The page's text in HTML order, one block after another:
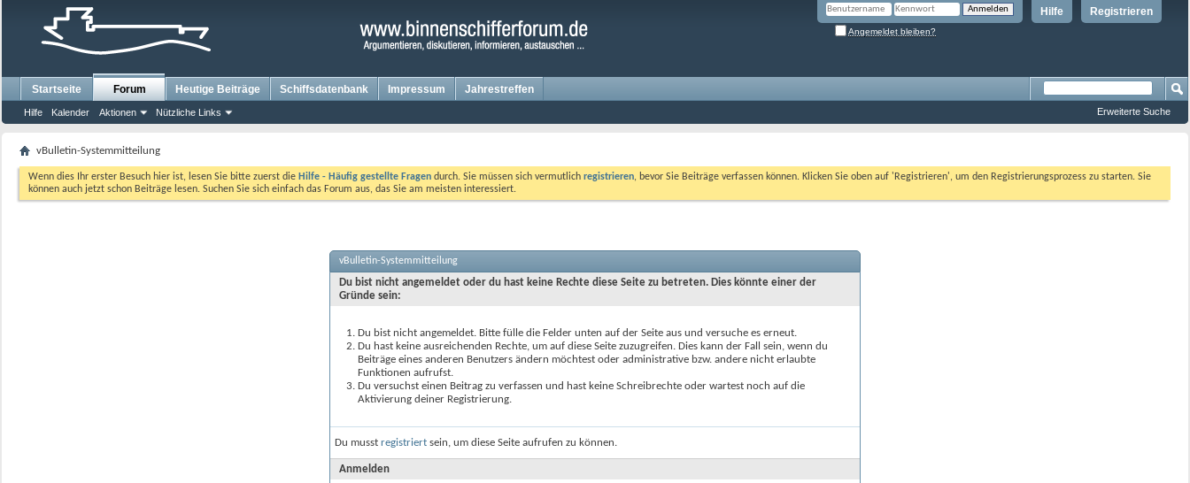
Registrieren
Hilfe
Angemeldet bleiben?
Startseite Forum
Hilfe Kalender Aktionen Nützliche Links
Heutige Beiträge Schiffsdatenbank Impressum Jahrestreffen
Erweiterte Suche
vBulletin-Systemmitteilung
Wenn dies Ihr erster Besuch hier ist, lesen Sie bitte zuerst die Hilfe - Häufig gestellte Fragen durch. Sie müssen sich vermutlich registrieren, bevor Sie Beiträge verfassen können. Klicken Sie oben auf 'Registrieren', um den Registrierungsprozess zu starten. Sie
können auch jetzt schon Beiträge lesen. Suchen Sie sich einfach das Forum aus, das Sie am meisten interessiert.
vBulletin-Systemmitteilung
Du bist nicht angemeldet oder du hast keine Rechte diese Seite zu betreten. Dies könnte einer der
Gründe sein:
Du bist nicht angemeldet. Bitte fülle die Felder unten auf der Seite aus und versuche es erneut.
Du hast keine ausreichenden Rechte, um auf diese Seite zuzugreifen. Dies kann der Fall sein, wenn du
Beiträge eines anderen Benutzers ändern möchtest oder administrative bzw. andere nicht erlaubte
Funktionen aufrufst.
Du versuchst einen Beitrag zu verfassen und hast keine Schreibrechte oder wartest noch auf die
Aktivierung deiner Registrierung.
Du musst registriert sein, um diese Seite aufrufen zu können.
Anmelden